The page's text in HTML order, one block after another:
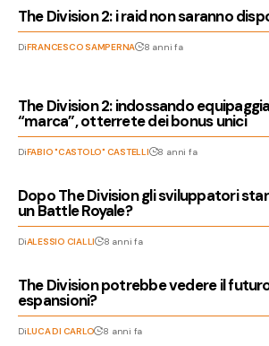
The Division 2: i raid non saranno
DiFRANCESCO SAMPERNA 8 anni fa
The Division 2: indossando
“marca”, otterrete dei bonus unici
DiFABIO "CASTOLO" CASTELLI 8 anni fa
Dopo The Division gli sviluppatori
un Battle Royale?
DiALESSIO CIALLI 8 anni fa
The Division potrebbe vedere il
espansioni?
DiLUCA DI CARLO 8 anni fa